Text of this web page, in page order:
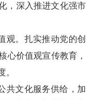
，深入推进文化强市
观。扎实推动党的创
心价值观宣传教育，
共文化服务供给，加